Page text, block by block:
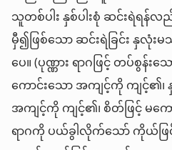
သူတစ်ပါး နှစ်ပါးစုံ ဆင်းရဲရန်
မှီ၍ဖြစ်သော ဆင်းရဲခြင်း နှလုံး
ပေ။ (ပုဏ္ဏား ရာဂဖြင့် တပ်စွန်
ကောင်းသော အကျင့်ကို ကျင့်၏၊
အကျင့်ကို ကျင့်၏၊ စိတ်ဖြင့် မက
ရာဂကို ပယ်ခွါလိုက်သော် ကိုယ်ဖြ